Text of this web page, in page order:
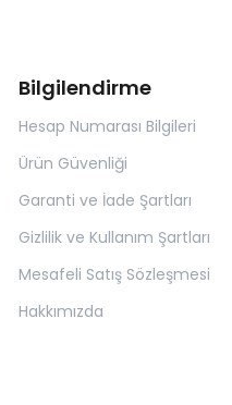
Bilgilendirme
Hesap Numarası Bilgileri
Ürün Güvenliği
Garanti ve İade Şartları
Gizlilik ve Kullanım Şartları
Mesafeli Satış Sözleşmesi
Hakkımızda